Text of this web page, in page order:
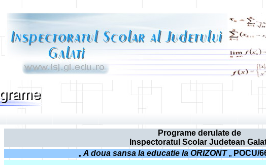
Programe derulate de
Inspectoratul Scolar Judetean
„ A doua sansa la educatie la ORIZONT„ POCU/